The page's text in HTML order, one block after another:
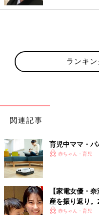
ランキ
関連記事
育児中ママ・
赤ちゃん・育児
【家電女優・
産を振り返り
赤ちゃん・育児